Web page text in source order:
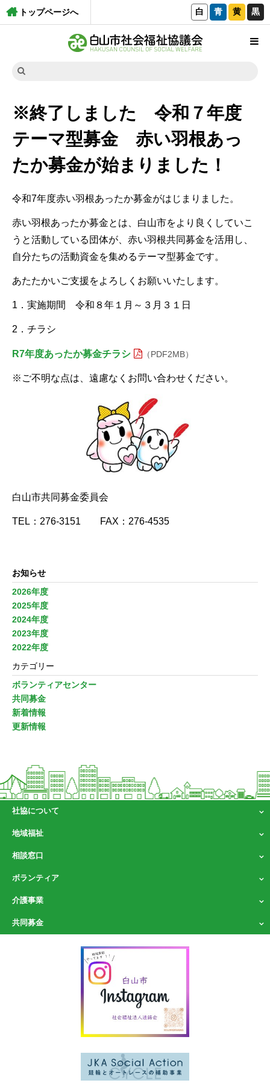
トップページへ 白 青 黄 黒
※終了しました 令和７年度
テーマ型募金 赤い羽根あっ
たか募金が始まりました！
令和7年度赤い羽根あったか募金がはじまりました。
赤い羽根あったか募金とは、白山市をより良くしていこ
うと活動している団体が、赤い羽根共同募金を活用し、
自分たちの活動資金を集めるテーマ型募金です。
あたたかいご支援をよろしくお願いいたします。
1．実施期間 令和８年１月～３月３１日
2．チラシ
R7年度あったか募金チラシ （PDF2MB）
※ご不明な点は、遠慮なくお問い合わせください。
白山市共同募金委員会
TEL：276-3151 FAX：276-4535
お知らせ
2026年度
2025年度
2024年度
2023年度
2022年度
カテゴリー
ボランティアセンター
共同募金
新着情報
更新情報
社協について
地域福祉
相談窓口
ボランティア
介護事業
共同募金